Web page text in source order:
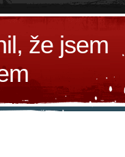
že jsem